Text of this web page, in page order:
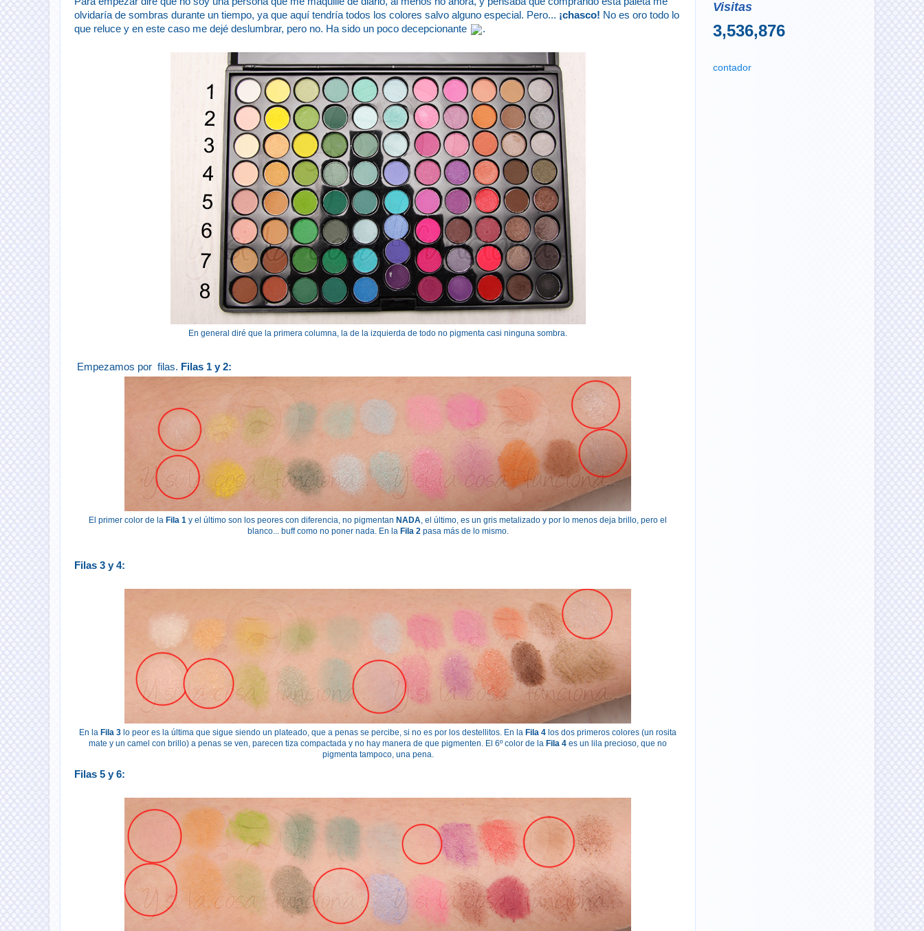
olvidaría de sombras durante un tiempo, ya que aquí tendría todos los colores salvo alguno especial. Pero... ¡chasco! No es oro todo lo
que reluce y en este caso me dejé deslumbrar, pero no. Ha sido un poco decepcionante
.
En general diré que la primera columna, la de la izquierda de todo no pigmenta casi ninguna sombra.
Empezamos por filas. Filas 1 y 2:
El primer color de la Fila 1 y el último son los peores con diferencia, no pigmentan NADA, el último, es un gris metalizado y por lo menos deja brillo, pero el
blanco... buff como no poner nada. En la Fila 2pasa más de lo mismo.
Filas 3 y 4:
En la Fila 3 lo peor es la última que sigue siendo un plateado, que a penas se percibe, si no es por los destellitos. En la Fila 4 los dos primeros colores (un rosita
mate y un camel con brillo) a penas se ven, parecen tiza compactada y no hay manera de que pigmenten. El 6º color de la Fila 4 es un lila precioso, que no
pigmenta tampoco, una pena.
Filas 5 y 6:
Visitas
3,536,876
contador